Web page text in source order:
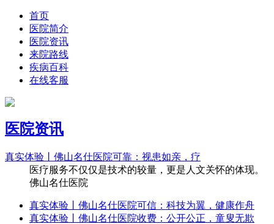
首页
医院简介
医院资讯
来院路线
疾病百科
在线客服
医院资讯
真实体验丨佛山名仕医院可靠：视患如亲，疗
医疗服务不仅仅是技术的较量，更是人文关怀的体现。
佛山名仕医院
真实体验丨佛山名仕医院可信：科技为翼，健康作舟
真实体验丨佛山名仕医院收费：公开公正，童叟无欺